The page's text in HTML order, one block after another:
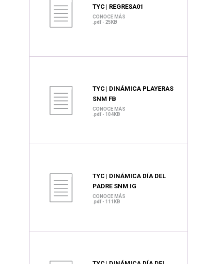
TYC | REGRESA01
CONOCE MÁS
.pdf - 25KB
TYC | DINÁMICA PLAYERAS
SNM FB
CONOCE MÁS
.pdf - 104KB
TYC | DINÁMICA DÍA DEL
PADRE SNM IG
CONOCE MÁS
.pdf - 111KB